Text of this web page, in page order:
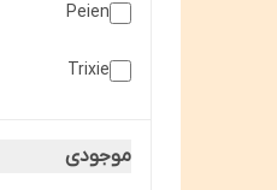
Peien
Trixie
موجودی